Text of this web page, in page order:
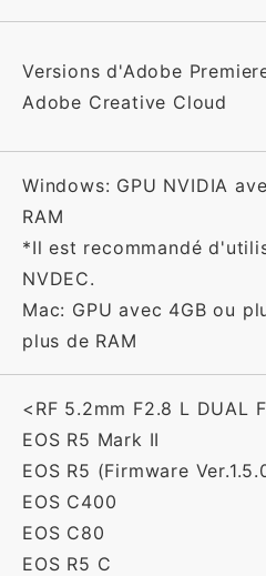
Versions d'Adobe
Adobe Creative Cloud
Windows: GPU NVIDIA
RAM
*Il est recommandé
NVDEC.
Mac: GPU avec 4GB ou
plus de RAM
<RF 5.2mm F2.8 L DUAL
EOS R5 Mark II
EOS R5 (Firmware
EOS C400
EOS C80
EOS R5 C